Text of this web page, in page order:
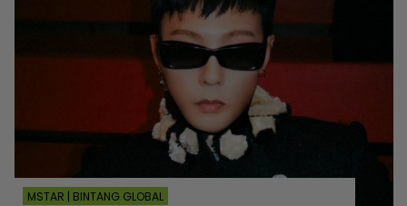
MSTAR | BINTANG GLOBAL